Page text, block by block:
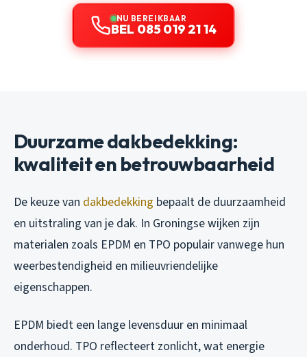
NU BEREIKBAAR
BEL 085 019 21 14
Duurzame dakbedekking:
kwaliteit en betrouwbaarheid
De keuze van dakbedekking bepaalt de duurzaamheid
en uitstraling van je dak. In Groningse wijken zijn
materialen zoals EPDM en TPO populair vanwege hun
weerbestendigheid en milieuvriendelijke
eigenschappen.
EPDM biedt een lange levensduur en minimaal
onderhoud. TPO reflecteert zonlicht, wat energie